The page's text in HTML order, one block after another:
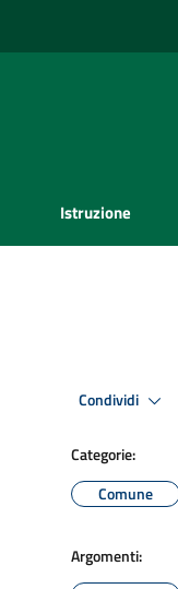
Istruzione
Condividi
Categorie:
Comune
Argomenti: